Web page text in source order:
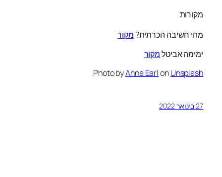
מקורות
מהי חשיבה הכרתית? מקור
ימימה אביטלמקור
Photo byAnna EarlonUnsplash
27 בינואר 2022